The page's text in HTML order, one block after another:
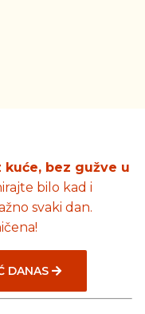
kuće, bez gužve u
bilo kad i
svaki dan.
DANAS